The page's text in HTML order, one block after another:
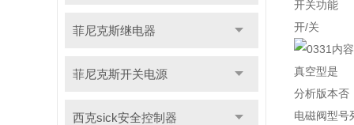
菲尼克斯继电器
菲尼克斯开关电源
西克sick安全控制器
开关功能
开/关
真空型是
分析版本否
电磁阀型号